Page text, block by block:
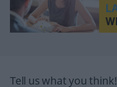
Tell us what you think!